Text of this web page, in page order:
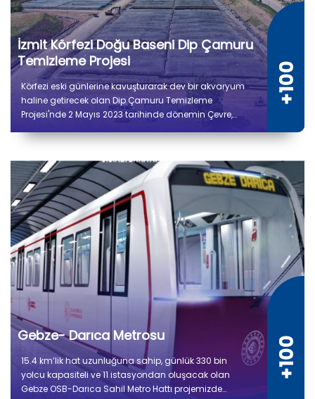
İzmit Körfezi Doğu Baseni Dip Çamuru
Temizleme Projesi
Körfezi eski günlerine kavuşturarak dev bir akvaryum
haline getirecek olan Dip Çamuru Temizleme
Projesi'nde 2 Mayıs 2023 tarihinde dönemin Çevre,
katılımıyla ilk çamur çekimi gerçekleştirildi.
Gebze- Darıca Metrosu
15.4 km’lik hat uzunluğuna sahip, günlük 330 bin
yolcu kapasiteli ve 11 istasyondan oluşacak olan
Gebze OSB-Darıca Sahil Metro Hattı projemizde